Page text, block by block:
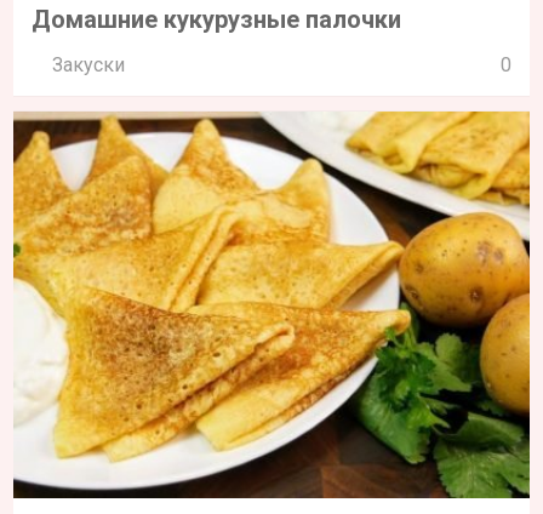
Домашние кукурузные палочки
Закуски 0